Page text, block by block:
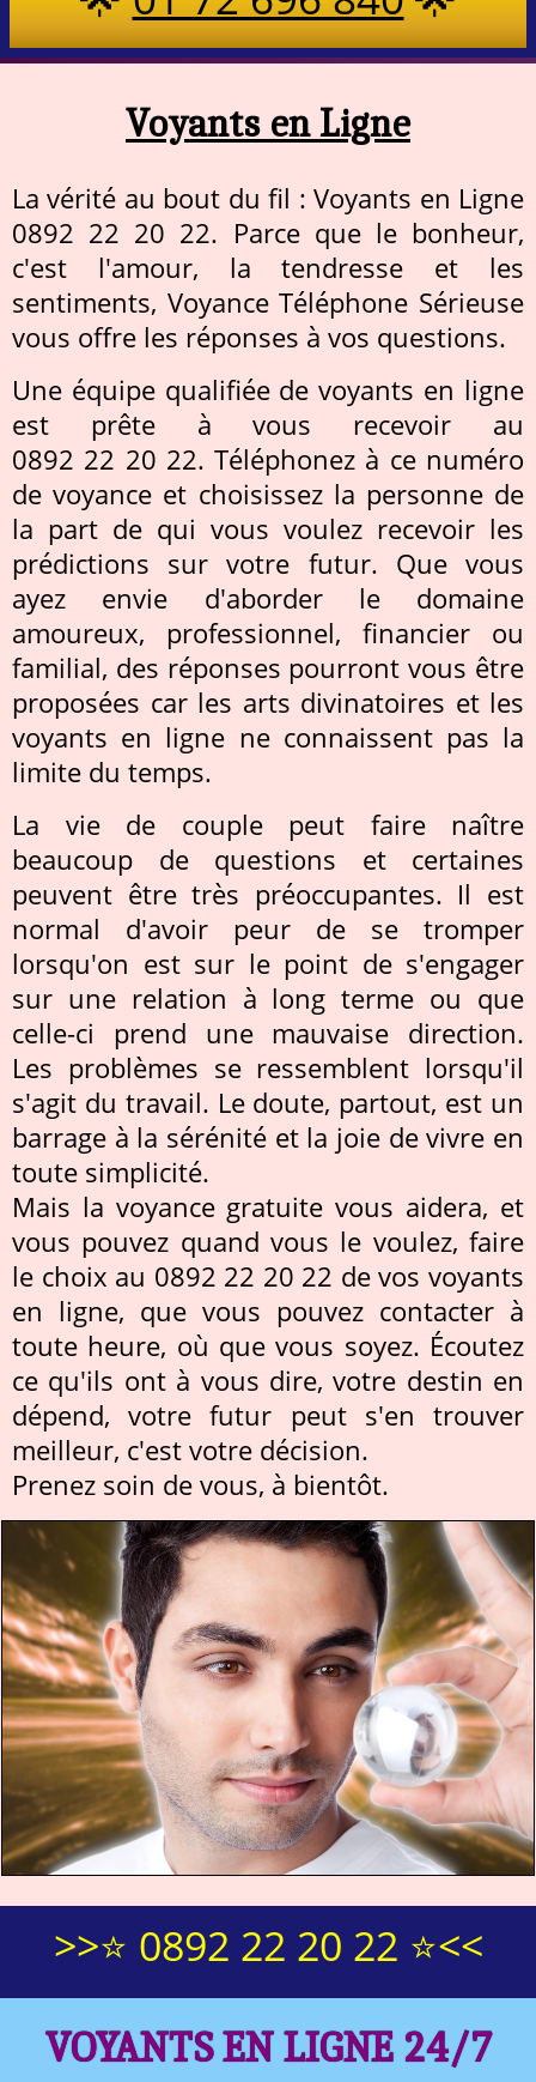
Voyants en Ligne
La vérité au bout du fil : Voyants en Ligne
0892 22 20 22. Parce que le bonheur,
c'est l'amour, la tendresse et les
sentiments, Voyance Téléphone Sérieuse
vous offre les réponses à vos questions.
Une équipe qualifiée de voyants en ligne
est prête à vous recevoir au
0892 22 20 22. Téléphonez à ce numéro
de voyance et choisissez la personne de
la part de qui vous voulez recevoir les
prédictions sur votre futur. Que vous
ayez envie d'aborder le domaine
amoureux, professionnel, financier ou
familial, des réponses pourront vous être
proposées car les arts divinatoires et les
voyants en ligne ne connaissent pas la
limite du temps.
La vie de couple peut faire naître
beaucoup de questions et certaines
peuvent être très préoccupantes. Il est
normal d'avoir peur de se tromper
lorsqu'on est sur le point de s'engager
sur une relation à long terme ou que
celle-ci prend une mauvaise direction.
Les problèmes se ressemblent lorsqu'il
s'agit du travail. Le doute, partout, est un
barrage à la sérénité et la joie de vivre en
toute simplicité.
Mais la voyance gratuite vous aidera, et
vous pouvez quand vous le voulez, faire
le choix au 0892 22 20 22 de vos voyants
en ligne, que vous pouvez contacter à
toute heure, où que vous soyez. Écoutez
ce qu'ils ont à vous dire, votre destin en
dépend, votre futur peut s'en trouver
meilleur, c'est votre décision.
Prenez soin de vous, à bientôt.
>>⭐ 0892 22 20 22 ⭐<<
VOYANTS EN LIGNE 24/7